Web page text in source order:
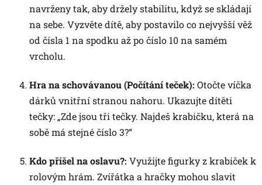
navrženy tak, aby držely stabilitu, když se skládají
na sebe. Vyzvěte dítě, aby postavilo co nejvyšší věž
od čísla 1 na spodku až po číslo 10 na samém
vrcholu.
Hra na schovávanou (Počítání teček): Otočte víčka
dárků vnitřní stranou nahoru. Ukazujte dítěti
tečky: „Zde jsou tři tečky. Najdeš krabičku, která na
sobě má stejné číslo 3?“
Kdo přišel na oslavu?: Využijte figurky z krabiček k
rolovým hrám. Zvířátka a hračky mohou slavit